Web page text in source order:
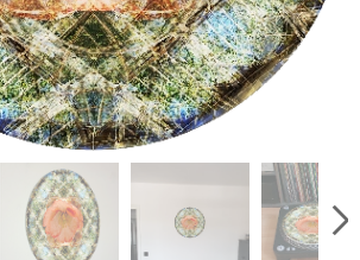
Druck auf Leinwand
bei einem Durchmesser von 60cm
Druck auf Slipmat